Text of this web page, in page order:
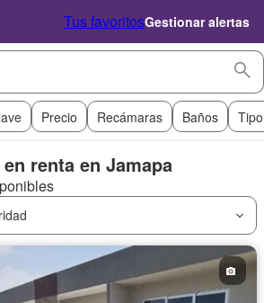
Tus favoritosGestionar alertas
Precio Recámaras Baños
renta en Jamapa